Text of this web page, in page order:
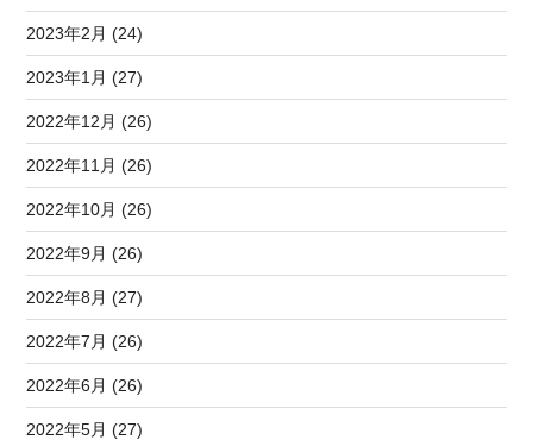
2023年2月 (24)
2023年1月 (27)
2022年12月 (26)
2022年11月 (26)
2022年10月 (26)
2022年9月 (26)
2022年8月 (27)
2022年7月 (26)
2022年6月 (26)
2022年5月 (27)